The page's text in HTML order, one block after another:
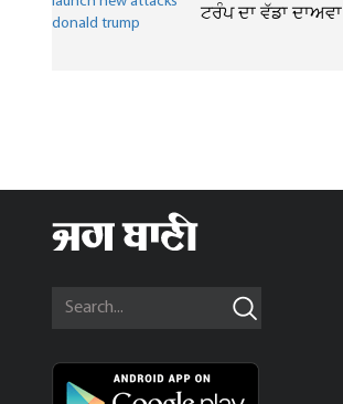
ਟਰੰਪ ਦਾ ਵੱਡਾ ਦਾਅਵਾ